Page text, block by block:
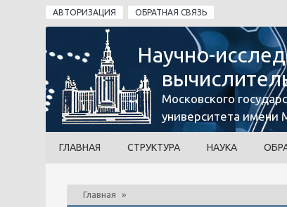
Перейти к основному содержанию
АВТОРИЗАЦИЯ ОБРАТНАЯ СВЯЗЬ
Научно-
Московского
университета имени
ГЛАВНАЯ СТРУКТУРА НАУКА
Главная »